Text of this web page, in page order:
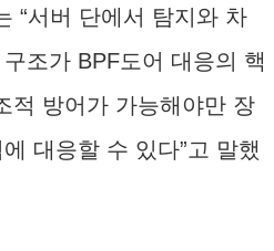
“서버 단에서 탐지와 차
조가 BPF도어 대응의 핵
적 방어가 가능해야만 장
대응할 수 있다”고 말했